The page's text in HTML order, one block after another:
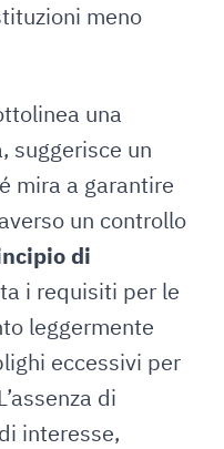
meno
una
suggerisce un
mira a garantire
un controllo
di
i requisiti per le
leggermente
eccessivi per
di
interesse,